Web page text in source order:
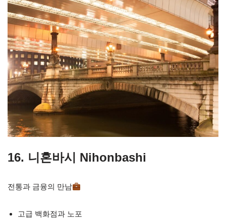
16. 니혼바시 Nihonbashi
전통과 금융의 만남
고급 백화점과 노포